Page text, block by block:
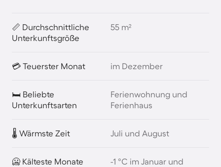
📏 Durchschnittliche
Unterkunftsgröße
55 m²
💳 Teuerster Monat im Dezember
🛏️ Beliebte
Unterkunftsarten
Ferienwohnung und
Ferienhaus
🌡️ Wärmste Zeit Juli und August
🥶 Kälteste Monate
-1 °C im Januar und